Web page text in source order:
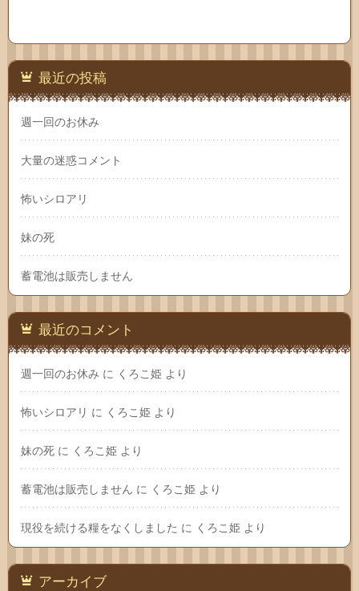
最近の投稿
週一回のお休み
大量の迷惑コメント
怖いシロアリ
妹の死
蓄電池は販売しません
最近のコメント
週一回のお休み に くろこ姫 より
怖いシロアリ に くろこ姫 より
妹の死 に くろこ姫 より
蓄電池は販売しません に くろこ姫 より
現役を続ける糧をなくしました に くろこ姫 より
アーカイブ